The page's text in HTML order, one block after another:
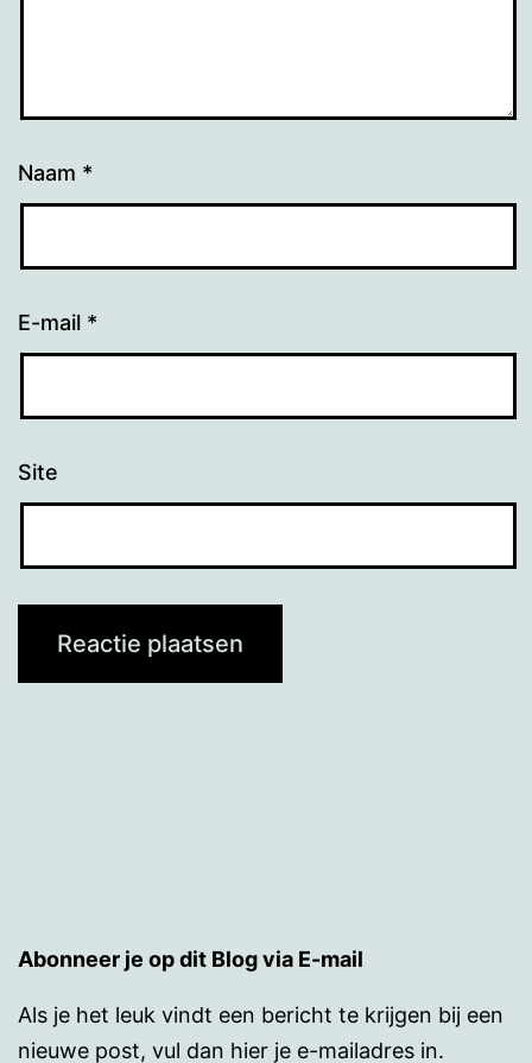
Naam *
E-mail *
Site
Abonneer je op dit Blog via E-mail
Als je het leuk vindt een bericht te krijgen bij een
nieuwe post, vul dan hier je e-mailadres in.